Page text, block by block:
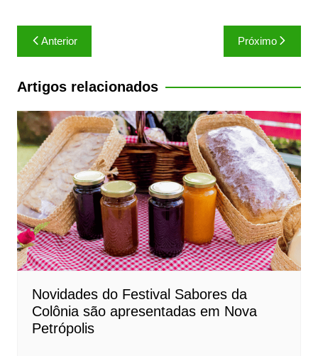
Anterior Próximo
Artigos relacionados
Novidades do Festival Sabores da
Colônia são apresentadas em Nova
Petrópolis